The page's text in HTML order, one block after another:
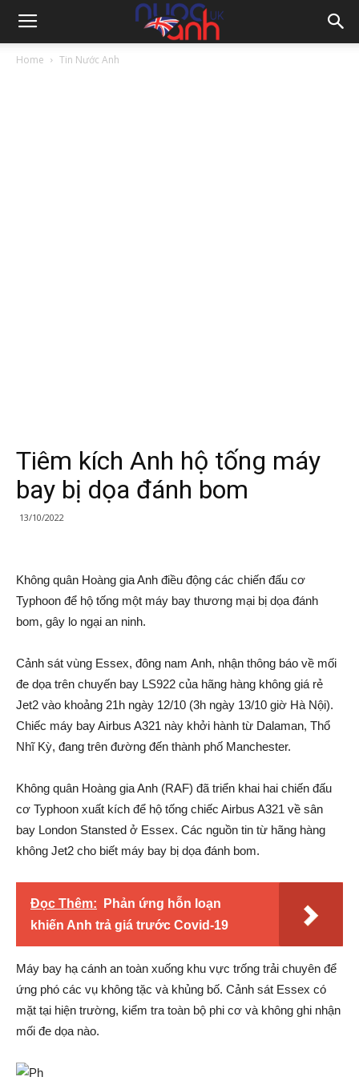
Home Tin Nước Anh
Tiêm kích Anh hộ tống máy
bay bị dọa đánh bom
13/10/2022
Không quân Hoàng gia Anh điều động các chiến đấu cơ
Typhoon để hộ tống một máy bay thương mại bị dọa đánh
bom, gây lo ngại an ninh.
Cảnh sát vùng Essex, đông nam Anh, nhận thông báo về mối
đe dọa trên chuyến bay LS922 của hãng hàng không giá rẻ
Jet2 vào khoảng 21h ngày 12/10 (3h ngày 13/10 giờ Hà Nội).
Chiếc máy bay Airbus A321 này khởi hành từ Dalaman, Thổ
Nhĩ Kỳ, đang trên đường đến thành phố Manchester.
Không quân Hoàng gia Anh (RAF) đã triển khai hai chiến đấu
cơ Typhoon xuất kích để hộ tống chiếc Airbus A321 về sân
bay London Stansted ở Essex. Các nguồn tin từ hãng hàng
không Jet2 cho biết máy bay bị dọa đánh bom.
Đọc Thêm:
Phản ứng hỗn loạn
khiến Anh trả giá trước Covid-19
Máy bay hạ cánh an toàn xuống khu vực trống trải chuyên để
ứng phó các vụ không tặc và khủng bố. Cảnh sát Essex có
mặt tại hiện trường, kiểm tra toàn bộ phi cơ và không ghi nhận
mối đe dọa nào.